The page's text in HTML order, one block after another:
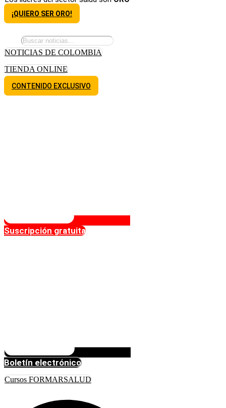
¡QUIERO SER ORO!
NOTICIAS DE COLOMBIA
TIENDA ONLINE
CONTENIDO EXCLUSIVO
Suscripción gratuita
Boletín electrónico
Cursos FORMARSALUD